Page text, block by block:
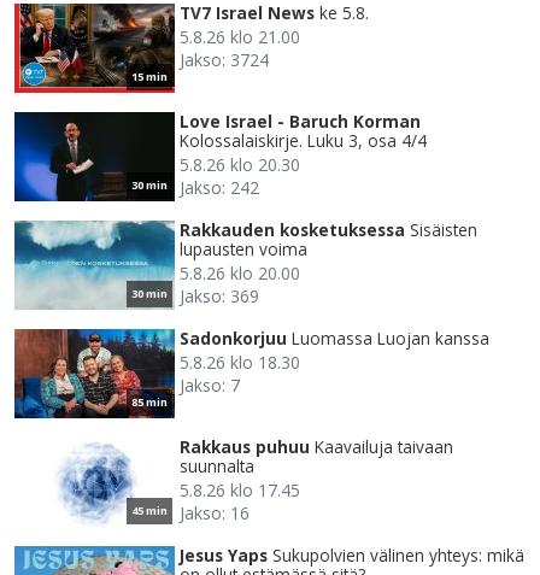
15 min
TV7 Israel News ke 5.8.
5.8.26 klo 21.00
Jakso: 3724
30 min
Love Israel - Baruch Korman
Kolossalaiskirje. Luku 3, osa 4/4
5.8.26 klo 20.30
Jakso: 242
30 min
Rakkauden kosketuksessa Sisäisten
lupausten voima
5.8.26 klo 20.00
Jakso: 369
85 min
Sadonkorjuu Luomassa Luojan kanssa
5.8.26 klo 18.30
Jakso: 7
45 min
Rakkaus puhuu Kaavailuja taivaan
suunnalta
5.8.26 klo 17.45
Jakso: 16
Jesus Yaps Sukupolvien välinen yhteys: mikä